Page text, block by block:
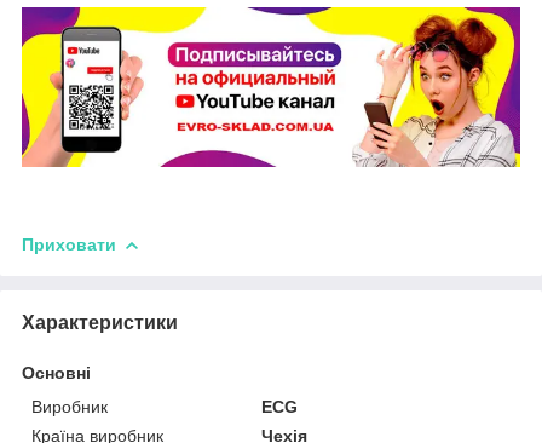
Приховати
Характеристики
Основні
Виробник
ECG
Країна виробник
Чехія